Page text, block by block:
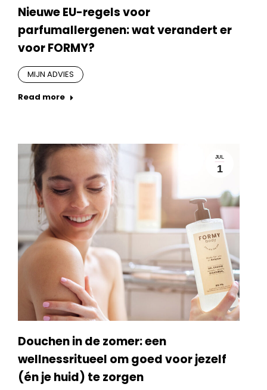
Nieuwe EU-regels voor
parfumallergenen: wat verandert er
voor FORMY?
MIJN ADVIES
Read more
JUL
1
Douchen in de zomer: een
wellnessritueel om goed voor jezelf
(én je huid) te zorgen